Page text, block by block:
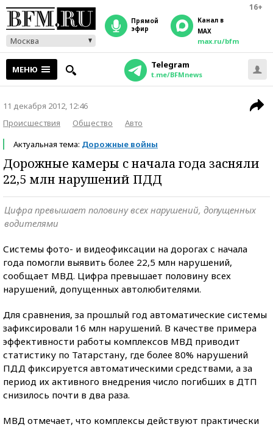
16+
Москва
прямой
эфир
Канал в
MAX
max.ru/bfm
МЕНЮ Telegram
t.me/BFMnews
11 декабря 2012, 12:46
Происшествия
Общество
Авто
Актуальная тема: Дорожные войны
Дорожные камеры с начала года засняли
22,5 млн нарушений ПДД
Цифра превышает половину всех нарушений, допущенных
водителями
Системы фото- и видеофиксации на дорогах с начала
года помогли выявить более 22,5 млн нарушений,
сообщает МВД. Цифра превышает половину всех
нарушений, допущенных автолюбителями.
Для сравнения, за прошлый год автоматические системы
зафиксировали 16 млн нарушений. В качестве примера
эффективности работы комплексов МВД приводит
статистику по Татарстану, где более 80% нарушений
ПДД фиксируется автоматическими средствами, а за
период их активного внедрения число погибших в ДТП
снизилось почти в два раза.
МВД отмечает, что комплексы действуют практически